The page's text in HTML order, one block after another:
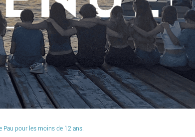
Pau pour les moins de 12 ans.